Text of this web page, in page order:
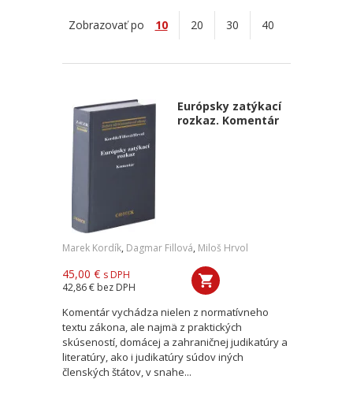
Zobrazovať po 10 20 30 40
Európsky zatýkací
rozkaz. Komentár
Marek Kordík, Dagmar Fillová, Miloš Hrvol
45,00 € s DPH
42,86 € bez DPH
Komentár vychádza nielen z normatívneho
textu zákona, ale najmä z praktických
skúseností, domácej a zahraničnej judikatúry a
literatúry, ako i judikatúry súdov iných
členských štátov, v snahe...